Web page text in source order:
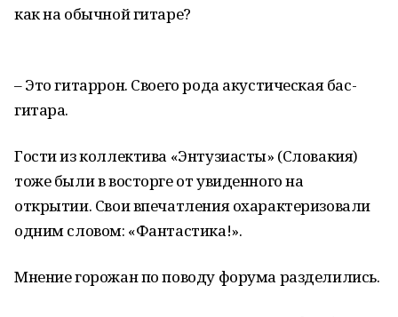
как на обычной гитаре?
– Это гитаррон. Своего рода акустическая бас-
гитара.
Гости из коллектива «Энтузиасты» (Словакия)
тоже были в восторге от увиденного на
открытии. Свои впечатления охарактеризовали
одним словом: «Фантастика!».
Мнение горожан по поводу форума разделились.